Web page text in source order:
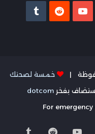
يوتيوب ‏Tumblr
خمسة لصحتك
بفخر dotcom
For emergency
يوتيوب ‏Tumblr